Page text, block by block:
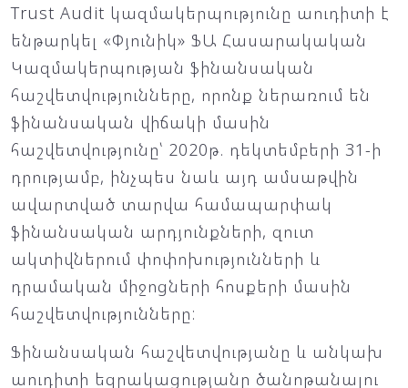
Trust Audit կազմակերպությունը աուդիտի է
ենթարկել «Փյունիկ» ՖԱ Հասարակական
Կազմակերպության ֆինանսական
հաշվետվությունները, որոնք ներառում են
ֆինանսական վիճակի մասին
հաշվետվությունը՝ 2020թ. դեկտեմբերի 31-ի
դրությամբ, ինչպես նաև այդ ամսաթվին
ավարտված տարվա համապարփակ
ֆինանսական արդյունքների, զուտ
ակտիվներում փոփոխությունների և
դրամական միջոցների հոսքերի մասին
հաշվետվությունները:
Ֆինանսական հաշվետվությանը և անկախ
աուդիտի եզրակացությանը ծանոթանալու